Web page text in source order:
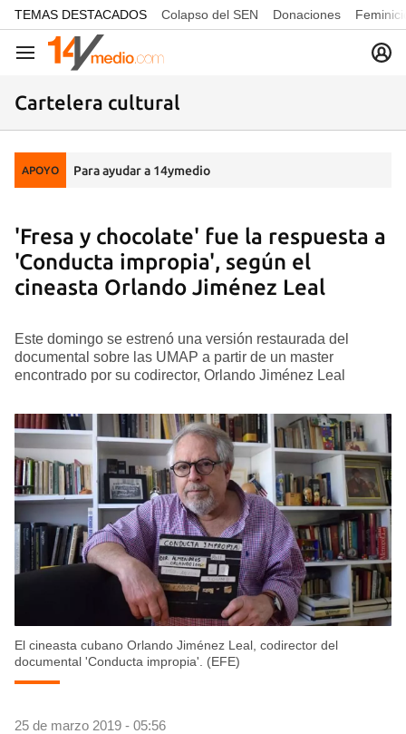
common.go-to-content
TEMAS DESTACADOS Colapso del SEN Donaciones
Navegación
Cartelera cultural
APOYO Para ayudar a 14ymedio
'Fresa y chocolate' fue la respuesta a
'Conducta impropia', según el
cineasta Orlando Jiménez Leal
Este domingo se estrenó una versión restaurada del
documental sobre las UMAP a partir de un master
encontrado por su codirector, Orlando Jiménez Leal
El cineasta cubano Orlando Jiménez Leal, codirector del
documental 'Conducta impropia'. (EFE)
25 de marzo 2019 - 05:56